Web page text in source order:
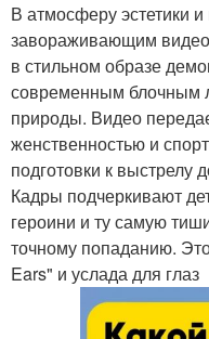
В атмосферу эстетики
завораживающим видео
в стильном образе
современным блочным
природы. Видео
женственностью и
подготовки к выстрелу
Кадры подчеркивают
героини и ту самую
точному попаданию.
Ears" и услада для глаз